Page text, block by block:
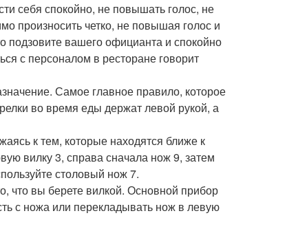
себя спокойно, не повышать голос, не
произносить четко, не повышая голос и
подзовите вашего официанта и спокойно
с персоналом в ресторане говорит
Самое главное правило, которое
во время еды держат левой рукой, а
к тем, которые находятся ближе к
вилку 3, справа сначала нож 9, затем
столовый нож 7.
что вы берете вилкой. Основной прибор
с ножа или перекладывать нож в левую